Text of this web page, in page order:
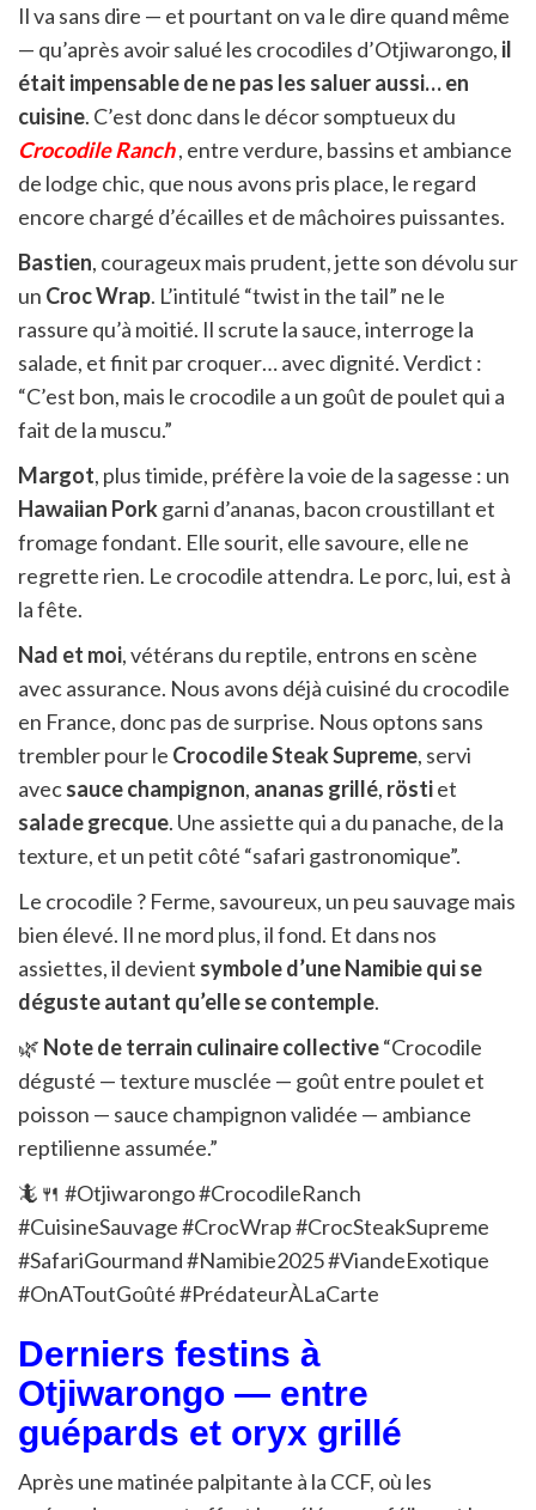
Il va sans dire — et pourtant on va le dire quand même
— qu’après avoir salué les crocodiles d’Otjiwarongo, il
était impensable de ne pas les saluer aussi… en
cuisine. C’est donc dans le décor somptueux du
Crocodile Ranch, entre verdure, bassins et ambiance
de lodge chic, que nous avons pris place, le regard
encore chargé d’écailles et de mâchoires puissantes.
Bastien, courageux mais prudent, jette son dévolu sur
un Croc Wrap. L’intitulé “twist in the tail” ne le
rassure qu’à moitié. Il scrute la sauce, interroge la
salade, et finit par croquer… avec dignité. Verdict :
“C’est bon, mais le crocodile a un goût de poulet qui a
fait de la muscu.”
Margot, plus timide, préfère la voie de la sagesse : un
Hawaiian Porkgarni d’ananas, bacon croustillant et
fromage fondant. Elle sourit, elle savoure, elle ne
regrette rien. Le crocodile attendra. Le porc, lui, est à
la fête.
Nad et moi, vétérans du reptile, entrons en scène
avec assurance. Nous avons déjà cuisiné du crocodile
en France, donc pas de surprise. Nous optons sans
trembler pour le Crocodile Steak Supreme, servi
avecsauce champignon, ananas grillé, röstiet
salade grecque. Une assiette qui a du panache, de la
texture, et un petit côté “safari gastronomique”.
Le crocodile ? Ferme, savoureux, un peu sauvage mais
bien élevé. Il ne mord plus, il fond. Et dans nos
assiettes, il devient symbole d’une Namibie qui se
déguste autant qu’elle se contemple.
🌿 Note de terrain culinaire collective“Crocodile
dégusté — texture musclée — goût entre poulet et
poisson — sauce champignon validée — ambiance
reptilienne assumée.”
🦎🍴 #Otjiwarongo #CrocodileRanch
#CuisineSauvage #CrocWrap #CrocSteakSupreme
#SafariGourmand #Namibie2025 #ViandeExotique
#OnAToutGoûté #PrédateurÀLaCarte
Derniers festins à
Otjiwarongo — entre
guépards et oryx grillé
Après une matinée palpitante à la CCF, où les